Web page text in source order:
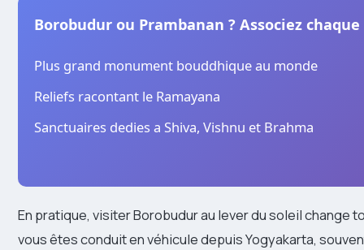
Borobudur ou Prambanan ? Associez
Plus grand monument bouddhique au monde
Reliefs racontant le Ramayana
Sanctuaires dedies a Shiva, Vishnu et Brahma
En pratique, visiter Borobudur au lever du soleil change
vous êtes conduit en véhicule depuis Yogyakarta,